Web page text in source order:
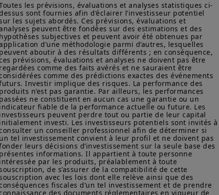
les prévisions, évaluations et analyses statistiques ci-
sont fournies afin d’éclairer l’investisseur potentiel
les sujets abordés. Ces prévisions, évaluations et
peuvent être fondées sur des estimations et des
subjectives et peuvent avoir été obtenues par
d’une méthodologie parmi d’autres, lesquelles
aboutir à des résultats différents ; en conséquence,
prévisions, évaluations et analyses ne doivent pas être
comme des faits avérés et ne sauraient être
comme des prédictions exactes des événements
Investir implique des risques. La performance des
n’est pas garantie. Par ailleurs, les performances
ne constituent en aucun cas une garantie ou un
fiable de la performance actuelle ou future. Les
peuvent perdre tout ou partie de leur capital
investi. Les investisseurs potentiels sont invités
un conseiller professionnel afin de déterminer si
tel investissement convient à leur profil et ne doivent pas
leurs décisions d’investissement sur la seule base des
informations. Il appartient à toute personne
par les produits, préalablement à toute
de s’assurer de la compatibilité de cette
avec les lois dont elle relève ainsi que des
fiscales d’un tel investissement et de prendre
des documents réglementaires en vigueur de